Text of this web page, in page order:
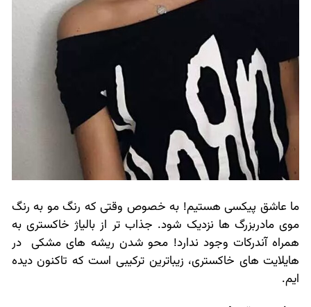
ما عاشق پیکسی هستیم! به خصوص وقتی که رنگ مو به رنگ
موی مادربزرگ ها نزدیک شود. جذاب تر از بالیاژ خاکستری به
همراه آندرکات وجود ندارد! محو شدن ریشه های مشکی در
هایلایت های خاکستری، زیباترین ترکیبی است که تاکنون دیده
ایم.